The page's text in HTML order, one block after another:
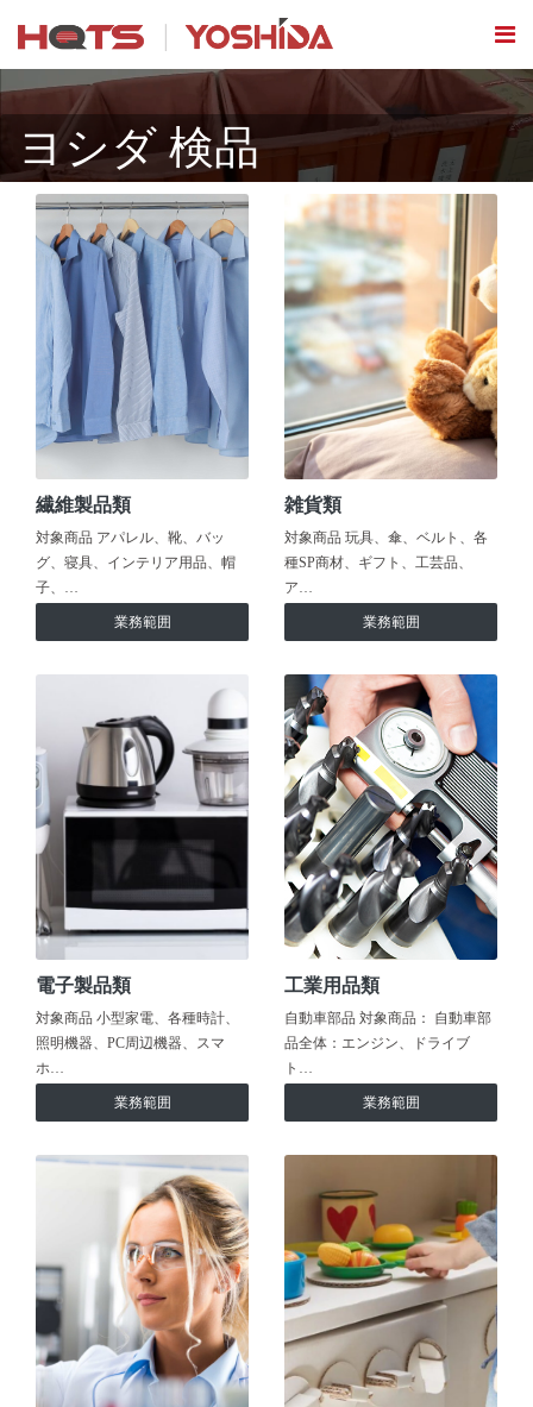
ヨシダ 検品
繊維製品類
対象商品 アパレル、靴、バッ
グ、寝具、インテリア用品、帽
子、…
業務範囲
雑貨類
対象商品 玩具、傘、ベルト、各
種SP商材、ギフト、工芸品、
ア…
業務範囲
電子製品類
対象商品 小型家電、各種時計、
照明機器、PC周辺機器、スマ
ホ…
業務範囲
工業用品類
自動車部品 対象商品： 自動車部
品全体：エンジン、ドライブ
ト…
業務範囲